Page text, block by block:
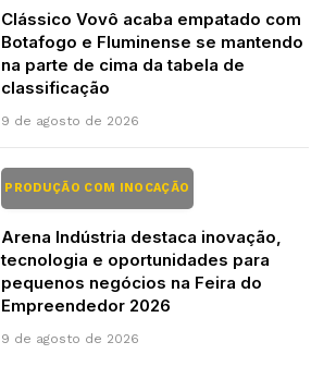
Clássico Vovô acaba empatado com
Botafogo e Fluminense se mantendo
na parte de cima da tabela de
classificação
9 de agosto de 2026
PRODUÇÃO COM INOCAÇÃO
Arena Indústria destaca inovação,
tecnologia e oportunidades para
pequenos negócios na Feira do
Empreendedor 2026
9 de agosto de 2026